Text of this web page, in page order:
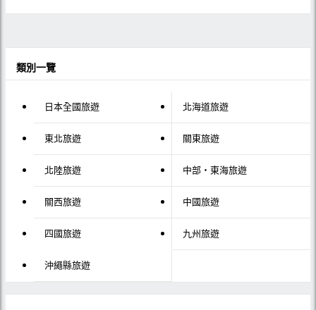
類別一覽
日本全國旅遊 北海道旅遊
東北旅遊 關東旅遊
北陸旅遊 中部・東海旅遊
關西旅遊 中國旅遊
四國旅遊 九州旅遊
沖繩縣旅遊